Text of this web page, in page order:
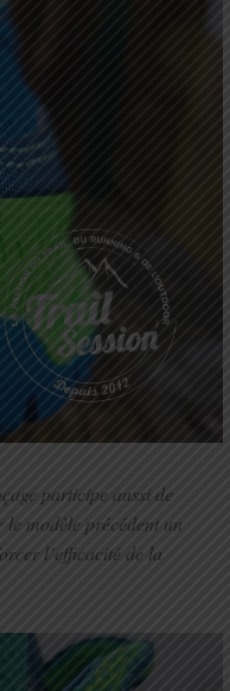
participe aussi de
modèle précédent un
l’efficacité de la